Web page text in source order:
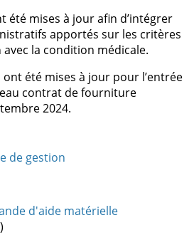
été mises à jour afin d’intégrer
apportés sur les critères
avec la condition médicale.
ont été mises à jour pour l’entrée
contrat de fourniture
2024.
de gestion
d'aide matérielle